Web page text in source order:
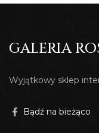
GALERIA
Wyjątkowy sklep
Bądź na bieżąco